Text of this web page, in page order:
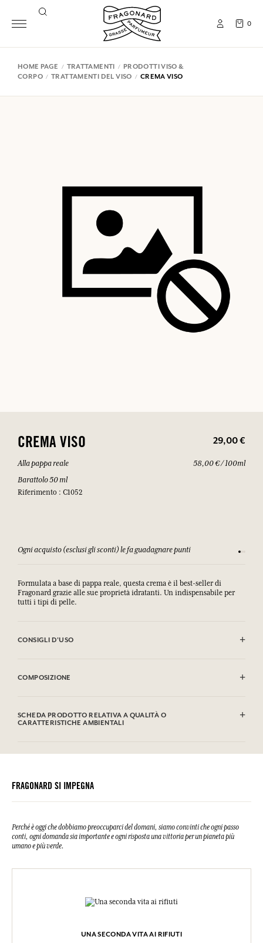
0
HOME PAGE TRATTAMENTI
PRODOTTI VISO &
CORPO
TRATTAMENTI DEL VISO CREMA VISO
CREMA VISO 29,00 €
Alla pappa reale
Barattolo 50 ml
Riferimento : C1052
58,00 € / 100ml
punti Consulta i nostri T&C
Formulata a base di pappa reale, questa crema è il best-seller di
Fragonard grazie alle sue proprietà idratanti. Un indispensabile per
tutti i tipi di pelle.
CONSIGLI D'USO
.
COMPOSIZIONE
Ethylhexanoate, Sodium Cetearyl Sulfate, Parfum (Fragrance), Royal
Jelly, Isopropyl Myristate, Benzyl Alcohol, Pentylene Glycol, Caprylyl
l'imballaggio del prodotto acquistato.
SCHEDA PRODOTTO RELATIVA A QUALITÀ O
CARATTERISTICHE AMBIENTALI
Si prega di consultare le qualità o le caratteristiche ambientali
FRAGONARD SI IMPEGNA
Perché è oggi che dobbiamo preoccuparci del domani, siamo convinti che ogni passo
conti, ogni domanda sia importante e ogni risposta una vittoria per un pianeta più
umano e più verde.
UNA SECONDA VITA AI RIFIUTI